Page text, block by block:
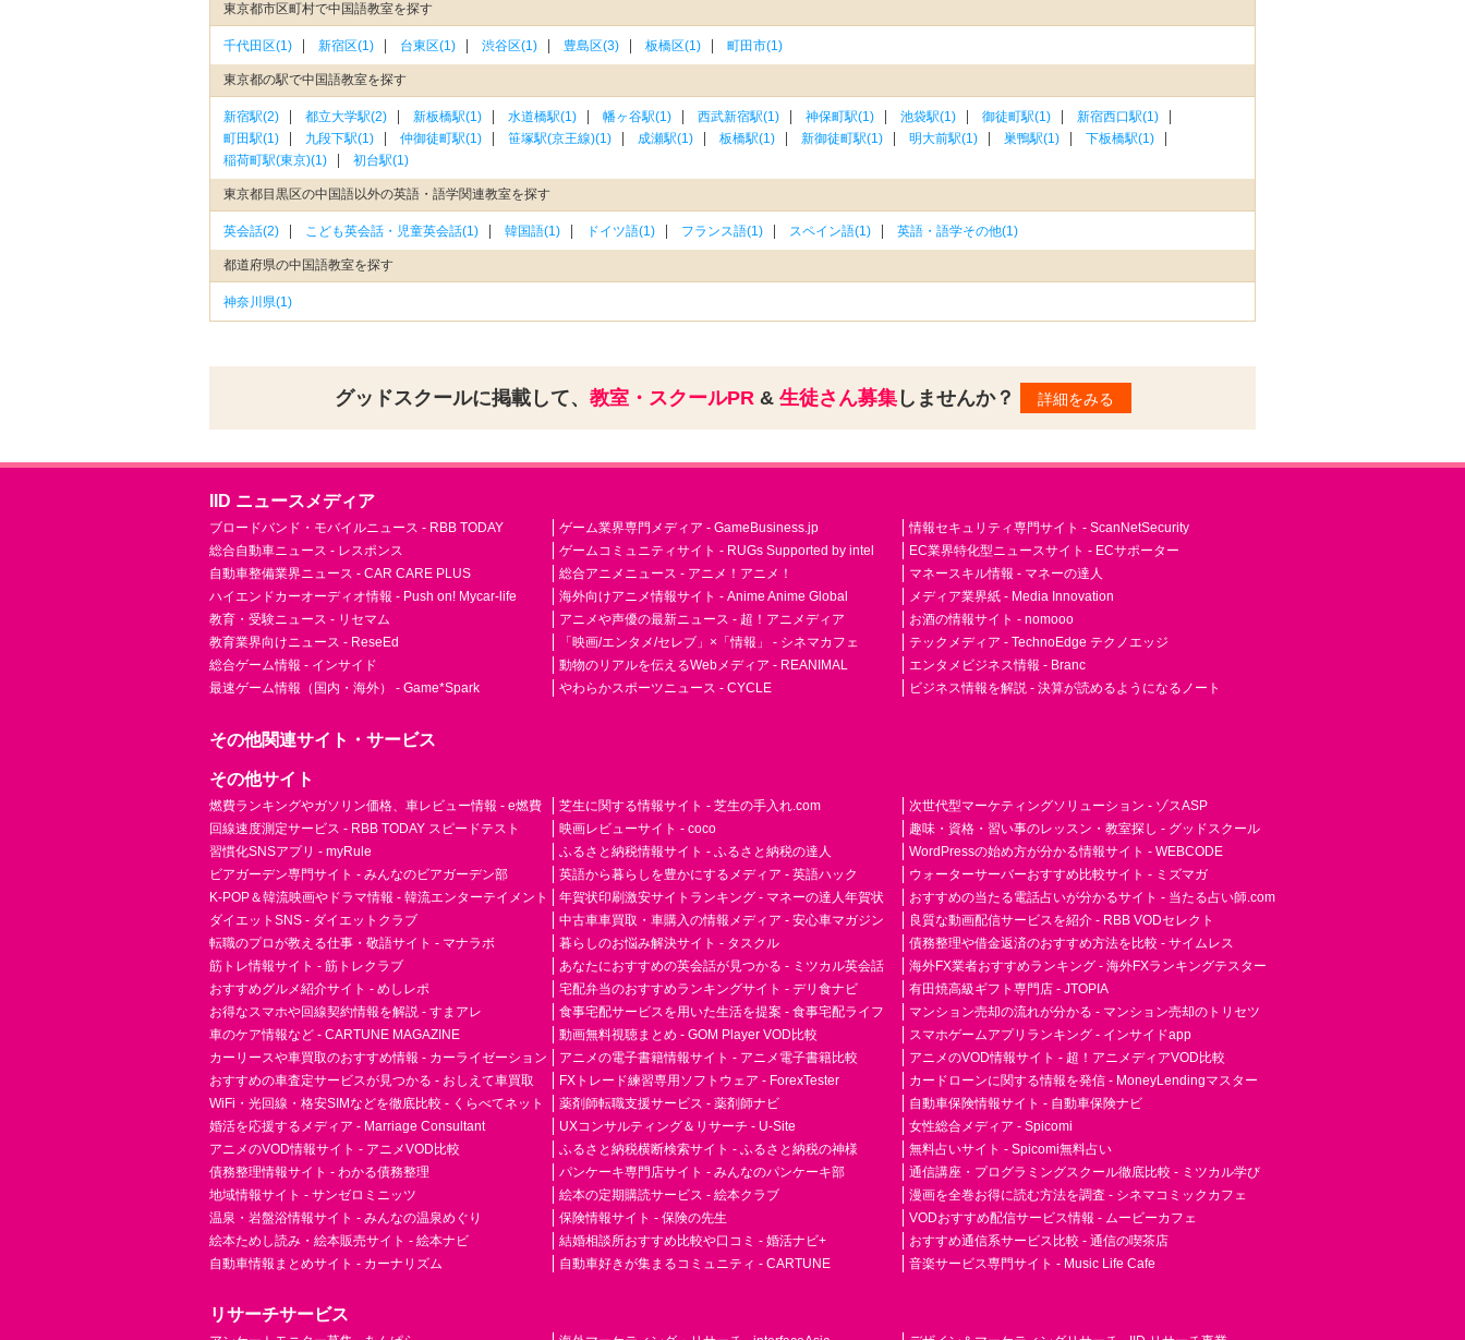
東京都市区町村で中国語教室を探す
千代田区(1) 新宿区(1) 台東区(1) 渋谷区(1) 豊島区(3) 板橋区(1) 町田市(1)
東京都の駅で中国語教室を探す
新宿駅(2) 都立大学駅(2) 新板橋駅(1) 水道橋駅(1) 幡ヶ谷駅(1) 西武新宿駅(1) 神保町駅(1) 池袋駅(1) 御徒町駅(1)
新宿西口駅(1)
町田駅(1)
九段下駅(1) 仲御徒町駅(1) 笹塚駅(京王線)(1) 成瀬駅(1) 板橋駅(1) 新御徒町駅(1) 明大前駅(1) 巣鴨駅(1)
下板橋駅(1)
稲荷町駅(東京)(1)
初台駅(1)
東京都目黒区の中国語以外の英語・語学関連教室を探す
英会話(2) こども英会話・児童英会話(1) 韓国語(1) ドイツ語(1) フランス語(1) スペイン語(1) 英語・語学その他(1)
都道府県の中国語教室を探す
神奈川県(1)
グッドスクールに掲載して、 教室・スクールPR& 生徒さん募集しませんか？ 詳細をみる
IID ニュースメディア
ブロードバンド・モバイルニュース - RBB TODAY
総合自動車ニュース - レスポンス
自動車整備業界ニュース - CAR CARE PLUS
ハイエンドカーオーディオ情報 - Push on! Mycar-life
教育・受験ニュース - リセマム
教育業界向けニュース - ReseEd
総合ゲーム情報 - インサイド
最速ゲーム情報（国内・海外） - Game*Spark
ゲーム業界専門メディア - GameBusiness.jp
ゲームコミュニティサイト - RUGs Supported by intel
総合アニメニュース - アニメ！アニメ！
海外向けアニメ情報サイト - Anime Anime Global
アニメや声優の最新ニュース - 超！アニメディア
「映画/エンタメ/セレブ」×「情報」 - シネマカフェ
動物のリアルを伝えるWebメディア - REANIMAL
やわらかスポーツニュース - CYCLE
情報セキュリティ専門サイト - ScanNetSecurity
EC業界特化型ニュースサイト - ECサポーター
マネースキル情報 - マネーの達人
メディア業界紙 - Media Innovation
お酒の情報サイト - nomooo
テックメディア - TechnoEdge テクノエッジ
エンタメビジネス情報 - Branc
ビジネス情報を解説 - 決算が読めるようになるノート
その他関連サイト・サービス
その他サイト
燃費ランキングやガソリン価格、車レビュー情報 - e燃費
回線速度測定サービス - RBB TODAY スピードテスト
習慣化SNSアプリ - myRule
ビアガーデン専門サイト - みんなのビアガーデン部
K-POP＆韓流映画やドラマ情報 - 韓流エンターテイメント
ダイエットSNS - ダイエットクラブ
転職のプロが教える仕事・敬語サイト - マナラボ
筋トレ情報サイト - 筋トレクラブ
おすすめグルメ紹介サイト - めしレポ
お得なスマホや回線契約情報を解説 - すまアレ
車のケア情報など - CARTUNE MAGAZINE
カーリースや車買取のおすすめ情報 - カーライゼーション
おすすめの車査定サービスが見つかる - おしえて車買取
WiFi・光回線・格安SIMなどを徹底比較 - くらべてネット
婚活を応援するメディア - Marriage Consultant
アニメのVOD情報サイト - アニメVOD比較
債務整理情報サイト - わかる債務整理
地域情報サイト - サンゼロミニッツ
温泉・岩盤浴情報サイト - みんなの温泉めぐり
絵本ためし読み・絵本販売サイト - 絵本ナビ
自動車情報まとめサイト - カーナリズム
芝生に関する情報サイト - 芝生の手入れ.com
映画レビューサイト - coco
ふるさと納税情報サイト - ふるさと納税の達人
英語から暮らしを豊かにするメディア - 英語ハック
年賀状印刷激安サイトランキング - マネーの達人年賀状
中古車車買取・車購入の情報メディア - 安心車マガジン
暮らしのお悩み解決サイト - タスクル
あなたにおすすめの英会話が見つかる - ミツカル英会話
宅配弁当のおすすめランキングサイト - デリ食ナビ
食事宅配サービスを用いた生活を提案 - 食事宅配ライフ
動画無料視聴まとめ - GOM Player VOD比較
アニメの電子書籍情報サイト - アニメ電子書籍比較
FXトレード練習専用ソフトウェア - ForexTester
薬剤師転職支援サービス - 薬剤師ナビ
UXコンサルティング＆リサーチ - U-Site
ふるさと納税横断検索サイト - ふるさと納税の神様
パンケーキ専門店サイト - みんなのパンケーキ部
絵本の定期購読サービス - 絵本クラブ
保険情報サイト - 保険の先生
結婚相談所おすすめ比較や口コミ - 婚活ナビ+
自動車好きが集まるコミュニティ - CARTUNE
次世代型マーケティングソリューション - ゾスASP
趣味・資格・習い事のレッスン・教室探し - グッドスクール
WordPressの始め方が分かる情報サイト - WEBCODE
ウォーターサーバーおすすめ比較サイト - ミズマガ
おすすめの当たる電話占いが分かるサイト - 当たる占い師.com
良質な動画配信サービスを紹介 - RBB VODセレクト
債務整理や借金返済のおすすめ方法を比較 - サイムレス
海外FX業者おすすめランキング - 海外FXランキングテスター
有田焼高級ギフト専門店 - JTOPIA
マンション売却の流れが分かる - マンション売却のトリセツ
スマホゲームアプリランキング - インサイドapp
アニメのVOD情報サイト - 超！アニメディアVOD比較
カードローンに関する情報を発信 - MoneyLendingマスター
自動車保険情報サイト - 自動車保険ナビ
女性総合メディア - Spicomi
無料占いサイト - Spicomi無料占い
通信講座・プログラミングスクール徹底比較 - ミツカル学び
漫画を全巻お得に読む方法を調査 - シネマコミックカフェ
VODおすすめ配信サービス情報 - ムービーカフェ
おすすめ通信系サービス比較 - 通信の喫茶店
音楽サービス専門サイト - Music Life Cafe
リサーチサービス